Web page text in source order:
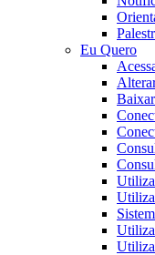
Eu Quero